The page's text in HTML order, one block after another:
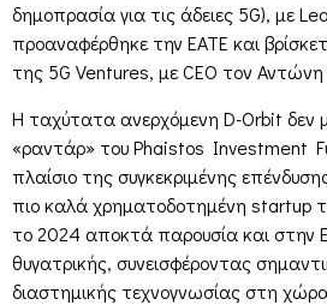
δημοπρασία για τις άδειες 5G), με
προαναφέρθηκε την ΕΑΤΕ και
της 5G Ventures, με CEO τον
Η ταχύτατα ανερχόμενη D-Orbit δεν
«ραντάρ» του Phaistos Investment
πλαίσιο της συγκεκριμένης
πιο καλά χρηματοδοτημένη startup
το 2024 αποκτά παρουσία και στην
θυγατρικής, συνεισφέροντας
διαστημικής τεχνογνωσίας στη